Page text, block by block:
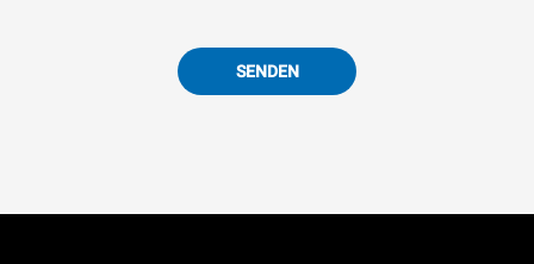
SENDEN